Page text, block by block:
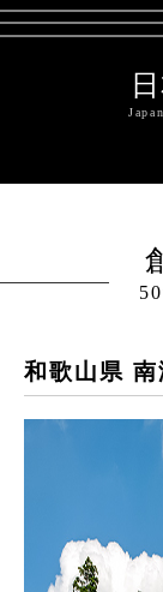
和歌山県